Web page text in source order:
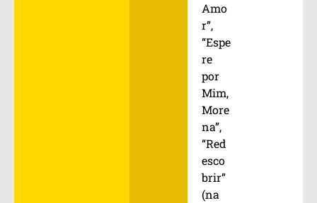
Amo
r”,
“Espe
re
por
Mim,
More
na”,
“Red
esco
brir”
(na